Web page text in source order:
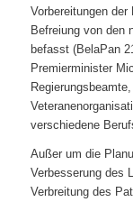
Vorbereitungen
Befreiung von den
befasst (BelaPan
Premierminister
verschiedene
Außer um die
Verbesserung des
Verbreitung des